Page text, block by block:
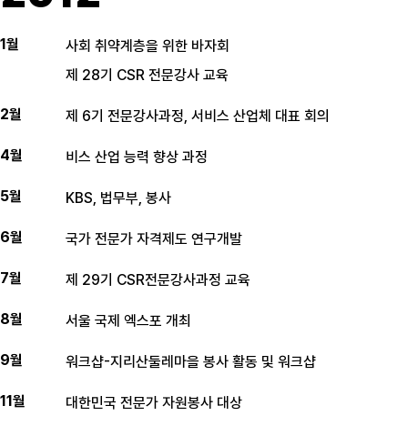
1월
사회 취약계층을 위한 바자회
제 28기 CSR 전문강사 교육
2월 제 6기 전문강사과정, 서비스 산업체 대표 회의
4월 비스 산업 능력 향상 과정
5월 KBS, 법무부, 봉사
6월 국가 전문가 자격제도 연구개발
7월 제 29기 CSR전문강사과정 교육
8월 서울 국제 엑스포 개최
9월 워크샵-지리산둘레마을 봉사 활동 및 워크샵
11월 대한민국 전문가 자원봉사 대상